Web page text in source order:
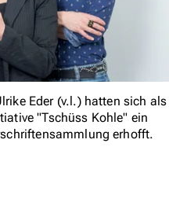
Eder (v.l.) hatten sich als
"Tschüss Kohle" ein
erhofft.